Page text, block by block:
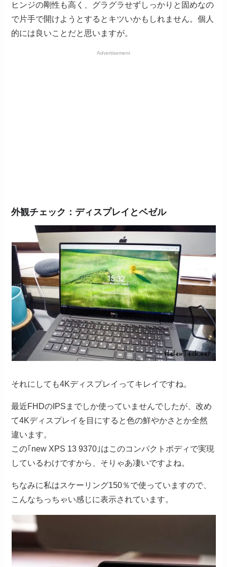
ヒンジの剛性も高く、グラグラせずしっかりと固めなの
で片手で開けようとするとキツいかもしれません。個人
的には良いことだと思いますが。
Advertisement
外観チェック：ディスプレイとベゼル
それにしても4Kディスプレイってキレイですね。
最近FHDのIPSまでしか使っていませんでしたが、改め
て4Kディスプレイを目にすると色の鮮やかさとか全然
違います。
この｢new XPS 13 9370｣はこのコンパクトボディで実現
しているわけですから、そりゃあ凄いですよね。
ちなみに私はスケーリング150％で使っていますので、
こんなちっちゃい感じに表示されています。